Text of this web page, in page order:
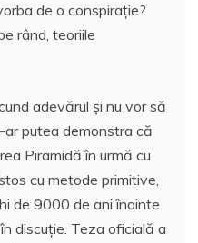
de o conspiraţie?
rând, teoriile
adevărul şi nu vor să
putea demonstra că
Piramidă în urmă cu
cu metode primitive,
de 9000 de ani înainte
discuţie. Teza oficială a